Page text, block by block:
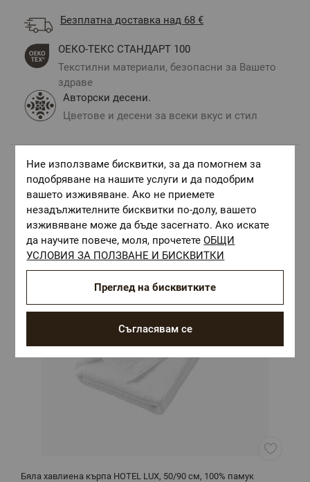
Безплатна доставка над 68 €
ОЕКО-ТЕКС СТАНДАРТ 100
Текстилни материали, безопасни за Вашето
здраве
Авторски десени.
Цветове и десени за всеки вкус и стил
Комбинирай с
Бяла хавлиена кърпа HOTEL LUX, 50/90 см, 100% памук
Ние използваме бисквитки, за да помогнем за
подобряване на нашите услуги и да подобрим
вашето изживяване. Ако не приемете
незадължителните бисквитки по-долу, вашето
изживяване може да бъде засегнато. Ако искате
да научите повече, моля, прочететеОБЩИ
УСЛОВИЯ ЗА ПОЛЗВАНЕ И БИСКВИТКИ
Съгласявам се
Преглед на бисквитките